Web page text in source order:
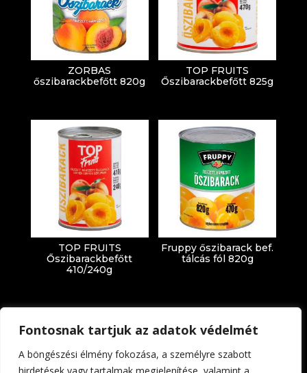
Fontosnak tartjuk az adatok védelmét
A böngészési élmény fokozása, a személyre szabott
ZORBAS
őszibarackbefőtt 820g
TOP FRUITS
Őszibarackbefőtt 825g
TOP FRUITS
Őszibarackbefőtt
410/240g
Fruppy őszibarack bef.
tálcás fól 820g